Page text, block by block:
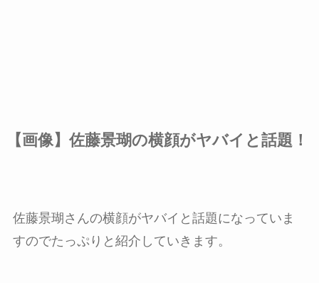
【画像】佐藤景瑚の横顔がヤバイと話題！
佐藤景瑚さんの横顔がヤバイと話題になっていま
すのでたっぷりと紹介していきます。